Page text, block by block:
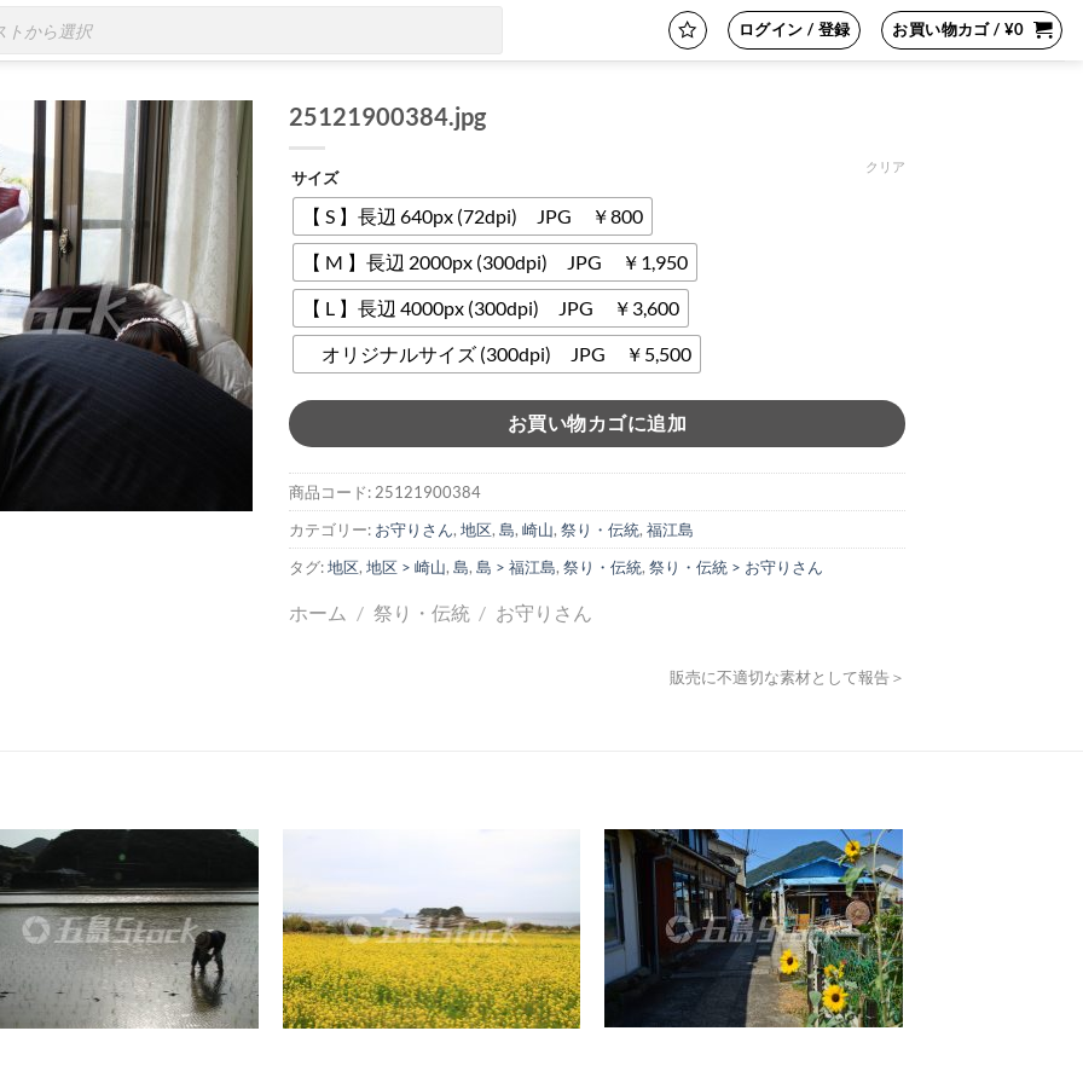
ログイン / 登録 お買い物カゴ / ¥0
25121900384.jpg
サイズ
【 S 】長辺 640px (72dpi) JPG ￥800
【 M 】長辺 2000px (300dpi) JPG ￥1,950
【 L 】長辺 4000px (300dpi) JPG ￥3,600
オリジナルサイズ (300dpi) JPG ￥5,500
クリア
お買い物カゴに追加
商品コード: 25121900384
カテゴリー: お守りさん, 地区, 島, 崎山, 祭り・伝統, 福江島
タグ:地区, 地区 > 崎山, 島, 島 > 福江島, 祭り・伝統, 祭り・伝統 > お守りさん
ホーム / 祭り・伝統 / お守りさん
販売に不適切な素材として報告＞